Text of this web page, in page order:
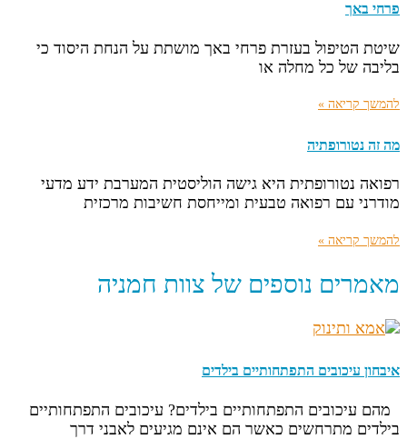
פרחי באך
שיטת הטיפול בעזרת פרחי באך מושתת על הנחת היסוד כי
בליבה של כל מחלה או
להמשך קריאה »
מה זה נטורופתיה
רפואה נטורופתית היא גישה הוליסטית המערבת ידע מדעי
מודרני עם רפואה טבעית ומייחסת חשיבות מרכזית
להמשך קריאה »
מאמרים נוספים של צוות חמניה
איבחון עיכובים התפתחותיים בילדים
מהם עיכובים התפתחותיים בילדים? עיכובים התפתחותיים
בילדים מתרחשים כאשר הם אינם מגיעים לאבני דרך